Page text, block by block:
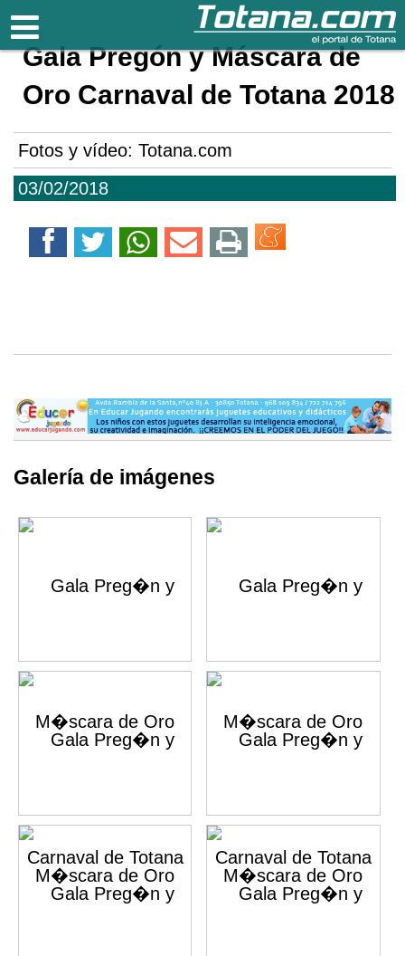
Totana.com
03/02/2018
Gala Pregón y Máscara de
Oro Carnaval de Totana 2018
Fotos y vídeo: Totana.com
Galería de imágenes